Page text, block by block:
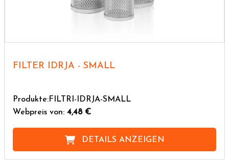
FILTER IDRJA - SMALL
Produkte:FILTRI-IDRJA-SMALL
Webpreis von: 4,48 €
DETAILS ANZEIGEN